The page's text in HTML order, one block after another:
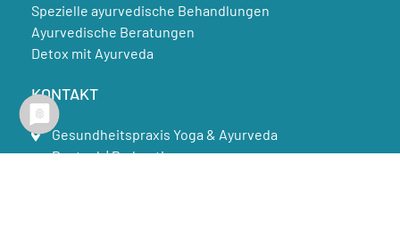
Spezielle ayurvedische Behandlungen
Ayurvedische Beratungen
Detox mit Ayurveda
KONTAKT
Gesundheitspraxis Yoga & Ayurveda
Rostock | Parkentin